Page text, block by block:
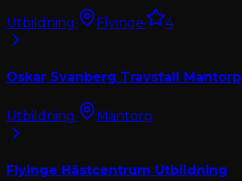
Utbildning· Flyinge· 4
Oskar Svanberg Travstall Mantorp
Utbildning· Mantorp
Flyinge Hästcentrum Utbildning